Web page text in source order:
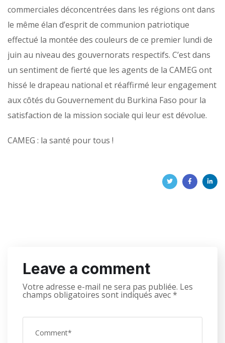
commerciales déconcentrées dans les régions ont dans
le même élan d’esprit de communion patriotique
effectué la montée des couleurs de ce premier lundi de
juin au niveau des gouvernorats respectifs. C’est dans
un sentiment de fierté que les agents de la CAMEG ont
hissé le drapeau national et réaffirmé leur engagement
aux côtés du Gouvernement du Burkina Faso pour la
satisfaction de la mission sociale qui leur est dévolue.
CAMEG : la santé pour tous !
Leave a comment
Votre adresse e-mail ne sera pas publiée. Les
champs obligatoires sont indiqués avec*